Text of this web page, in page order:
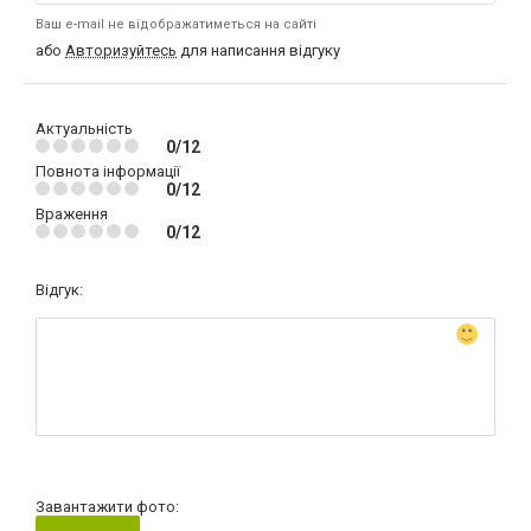
Ваш e-mail не відображатиметься на сайті
або Авторизуйтесь для написання відгуку
Актуальність
0/12
Повнота інформації
0/12
Враження
0/12
Відгук:
Завантажити фото: